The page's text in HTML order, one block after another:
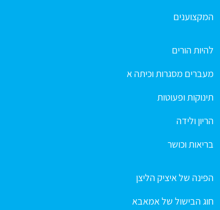
המקצוענים
להיות הורים
מעברים מסגרות וכיתה א
תינוקות ופעוטות
הריון ולידה
בריאות וכושר
הפינה של איציק הליצן
חוג הבישול של אמאבא